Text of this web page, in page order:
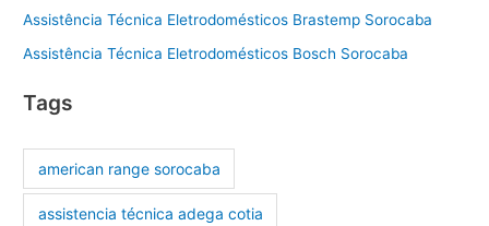
Assistência Técnica Eletrodomésticos Brastemp Sorocaba
Assistência Técnica Eletrodomésticos Bosch Sorocaba
Tags
american range sorocaba
assistencia técnica adega cotia